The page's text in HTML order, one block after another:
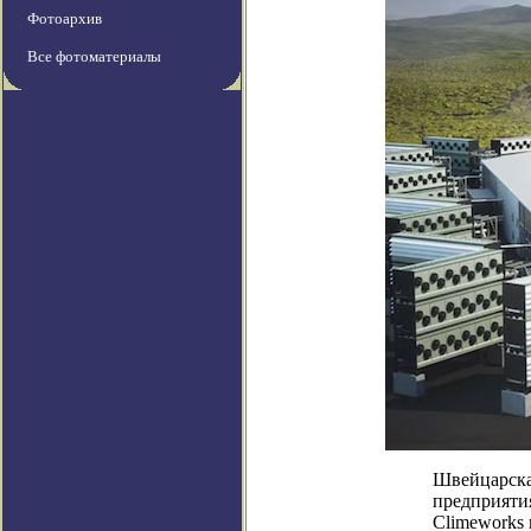
Фотоархив
Все фотоматериалы
Climeworks